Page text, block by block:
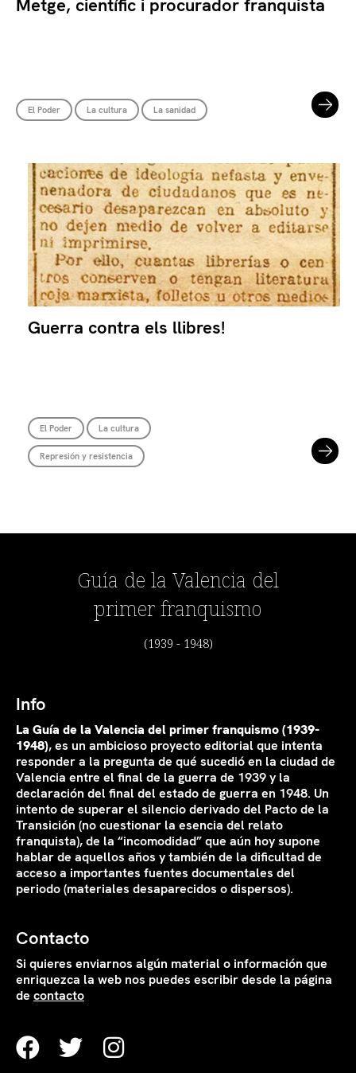
Metge, científic i procurador franquista
El Poder La cultura La sanidad
Guerra contra els llibres!
El Poder La cultura
Represión y resistencia
Guía de la Valencia del
primer franquismo
(1939 - 1948)
Info
La Guía de la Valencia del primer franquismo (1939-
1948), es un ambicioso proyecto editorial que intenta
responder a la pregunta de qué sucedió en la ciudad de
Valencia entre el final de la guerra de 1939 y la
declaración del final del estado de guerra en 1948. Un
intento de superar el silencio derivado del Pacto de la
Transición (no cuestionar la esencia del relato
franquista), de la “incomodidad” que aún hoy supone
hablar de aquellos años y también de la dificultad de
acceso a importantes fuentes documentales del
periodo (materiales desaparecidos o dispersos).
Contacto
Si quieres enviarnos algún material o información que
enriquezca la web nos puedes escribir desde la página
de contacto